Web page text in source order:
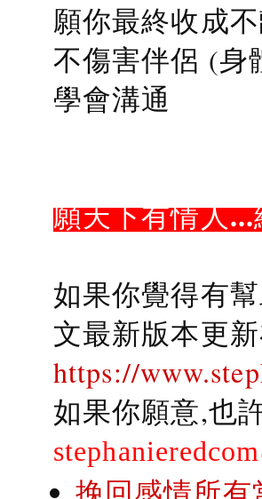
願你最終收成
不傷害伴侶 (身
學會溝通
願天下有情人
如果你覺得有
文最新版本更新
https://
如果你願意,也